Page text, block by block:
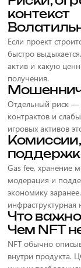
контекст
Если проект
быстро
актив и какую
получения.
Отдельный риск —
контрактов и
игровых активов
Gas fee, хранение
модерация и
экономику
инфраструктурная
Что важно
Чем NFT
NFT обычно
внутри продукта.